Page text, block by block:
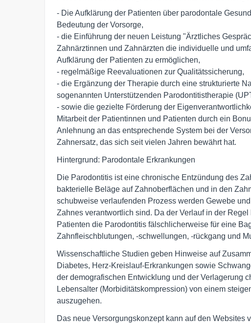
- Die Aufklärung der Patienten über parodontale
Bedeutung der Vorsorge,
- die Einführung der neuen Leistung "Ärztliches
Zahnärztinnen und Zahnärzten die individuelle und
Aufklärung der Patienten zu ermöglichen,
- regelmäßige Reevaluationen zur Qualitätssicherung,
- die Ergänzung der Therapie durch eine strukturierte
sogenannten Unterstützenden Parodontitistherapie
- sowie die gezielte Förderung der
Mitarbeit der Patientinnen und Patienten durch ein
Anlehnung an das entsprechende System bei der
Zahnersatz, das sich seit vielen Jahren bewährt hat.
Hintergrund: Parodontale Erkrankungen
Die Parodontitis ist eine chronische Entzündung des
bakterielle Beläge auf Zahnoberflächen und in den
schubweise verlaufenden Prozess werden Gewebe
Zahnes verantwortlich sind. Da der Verlauf in der
Patienten die Parodontitis fälschlicherweise für eine
Zahnfleischblutungen, -schwellungen, -rückgang und
Wissenschaftliche Studien geben Hinweise auf
Diabetes, Herz-Kreislauf-Erkrankungen sowie
der demografischen Entwicklung und der Verlagerung
Lebensalter (Morbiditätskompression) von einem
auszugehen.
Das neue Versorgungskonzept kann auf den Websites